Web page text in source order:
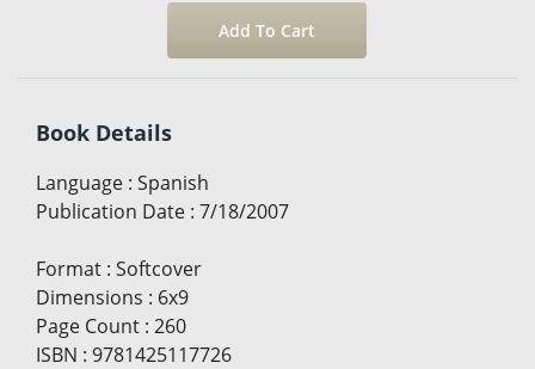
Book Details
Language : Spanish
Publication Date : 7/18/2007
Format : Softcover
Dimensions : 6x9
Page Count : 260
ISBN : 9781425117726